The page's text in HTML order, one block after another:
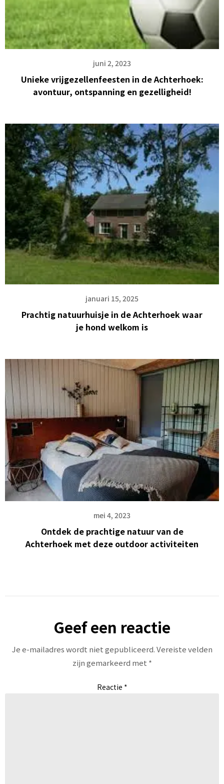
juni 2, 2023
Unieke vrijgezellenfeesten in de Achterhoek:
avontuur, ontspanning en gezelligheid!
januari 15, 2025
Prachtig natuurhuisje in de Achterhoek waar
je hond welkom is
mei 4, 2023
Ontdek de prachtige natuur van de
Achterhoek met deze outdoor activiteiten
Geef een reactie
Je e-mailadres wordt niet gepubliceerd.Vereiste velden
zijn gemarkeerd met *
Reactie *